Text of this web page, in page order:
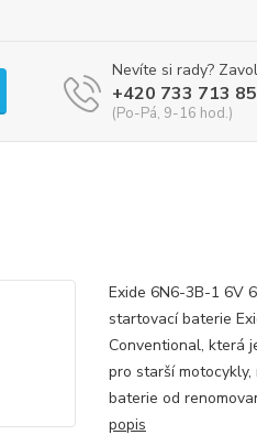
Nevíte si rady?
+420 733 713
(Po-Pá, 9-16 hod.)
Exide 6N6-3B-1 6V
startovací baterie
Conventional, která
pro starší
baterie od
popis